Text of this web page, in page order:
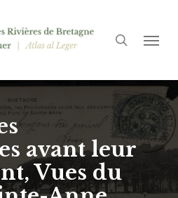
Menu
avant leur
Vues du